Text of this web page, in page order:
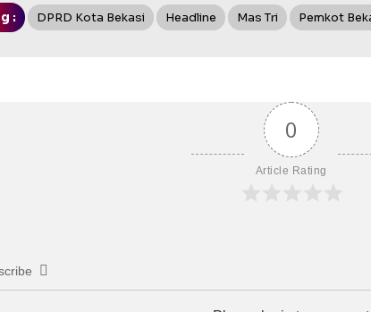
: DPRD Kota Bekasi Headline Mas Tri Pemkot
0
Article Rating